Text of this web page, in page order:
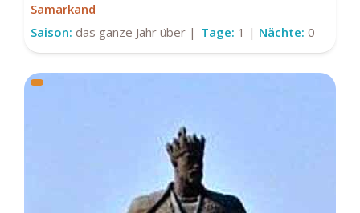
Samarkand
Saison: das ganze Jahr über | Tage: 1 | Nächte: 0